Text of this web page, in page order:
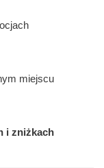
miejscu
i zniżkach